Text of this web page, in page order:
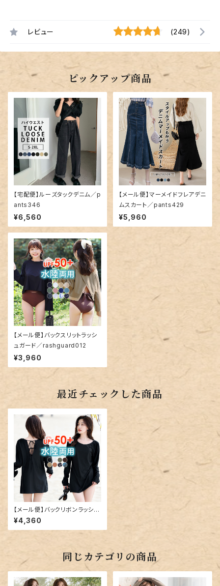
レビュー (249)
ピックアップ商品
【宅配便】ルーズタックデニム／p
ants346
¥6,560
【メール便】マーメイドフレアデニ
ムスカート／pants429
¥5,960
【メール便】バックスリットラッシ
ュガード／rashguard012
¥3,960
最近チェックした商品
【メール便】バックリボンラッシュ
ガード／rashguard014
¥4,360
同じカテゴリの商品